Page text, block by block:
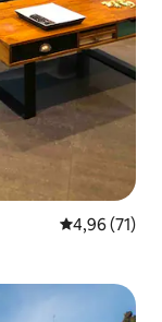
4,96 (71)